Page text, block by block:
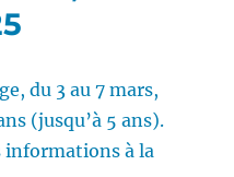
du 3 au 7 mars,
(jusqu’à 5 ans).
informations à la